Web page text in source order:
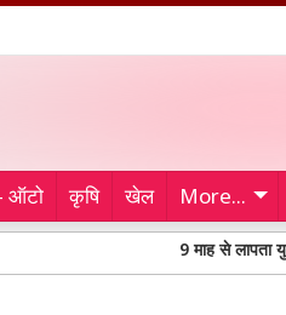
ऑटो कृषि खेल More...
9 माह से लापता युवक को डेरा